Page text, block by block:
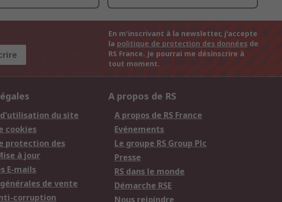
En m'inscrivant à la newsletter, j'accepte
la politique de protection des données de
RS France. Je pourrai me désinscrire à
tout moment.
du site
cookies
protection des
à jour
E-mails
de vente
corruption
A propos de RS
A propos de RS France
Evénements
Le groupe RS Group Plc
Presse
RS dans le monde
Démarche RSE
Nous rejoindre